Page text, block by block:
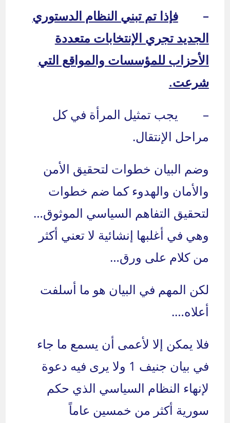
–فإذا تم تبني النظام الدستوري
الجديد تجري الإنتخابات متعددة
الأحزاب للمؤسسات والمواقع التي
شرعت.
– يجب تمثيل المرأة في كل
مراحل الإنتقال.
وضم البيان خطوات لتحقيق الأمن
والأمان والهدوء كما ضم خطوات
لتحقيق التفاهم السياسي الموثوق…
وهي في أغلبها إنشائية لا تعني أكثر
من كلام على ورق…
لكن المهم في البيان هو ما أسلفت
أعلاه….
فلا يمكن إلا لأعمى أن يسمع ما جاء
في بيان جنيف 1 ولا يرى فيه دعوة
لإنهاء النظام السياسي الذي حكم
سورية أكثر من خمسين عاماً